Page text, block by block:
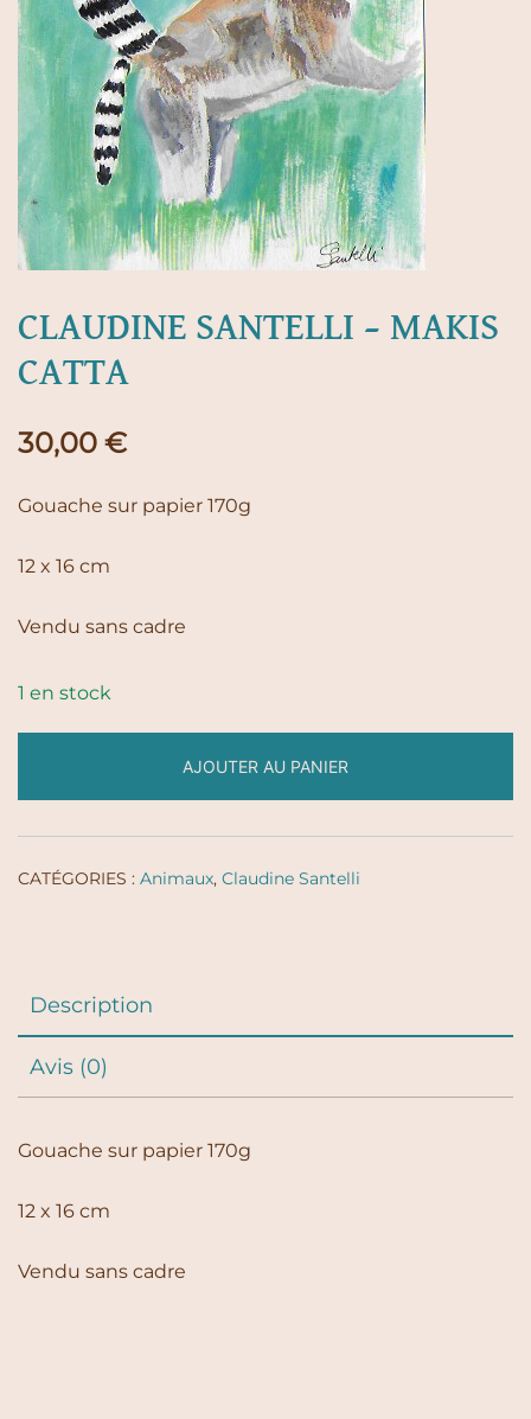
CLAUDINE SANTELLI – MAKIS
CATTA
30,00 €
Gouache sur papier 170g
12 x 16 cm
Vendu sans cadre
1 en stock
AJOUTER AU PANIER
CATÉGORIES : Animaux, Claudine Santelli
Description
Avis (0)
Gouache sur papier 170g
12 x 16 cm
Vendu sans cadre